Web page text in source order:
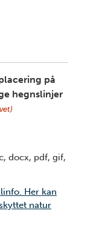
på
hegnslinjer
docx, pdf, gif,
Her kan
natur